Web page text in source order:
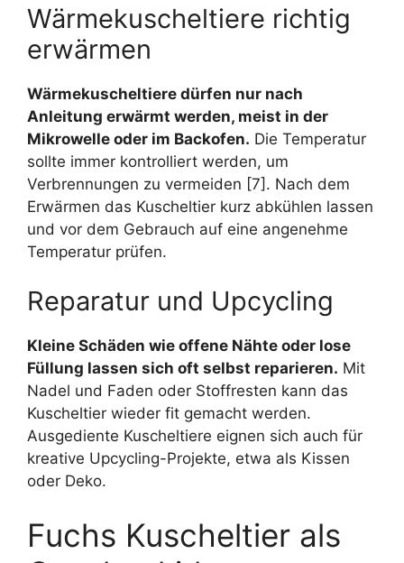
Wärmekuscheltiere richtig
erwärmen
Wärmekuscheltiere dürfen nur nach
Anleitung erwärmt werden, meist in der
Mikrowelle oder im Backofen. Die Temperatur
sollte immer kontrolliert werden, um
Verbrennungen zu vermeiden [7]. Nach dem
Erwärmen das Kuscheltier kurz abkühlen lassen
und vor dem Gebrauch auf eine angenehme
Temperatur prüfen.
Reparatur und Upcycling
Kleine Schäden wie offene Nähte oder lose
Füllung lassen sich oft selbst reparieren. Mit
Nadel und Faden oder Stoffresten kann das
Kuscheltier wieder fit gemacht werden.
Ausgediente Kuscheltiere eignen sich auch für
kreative Upcycling-Projekte, etwa als Kissen
oder Deko.
Fuchs Kuscheltier als